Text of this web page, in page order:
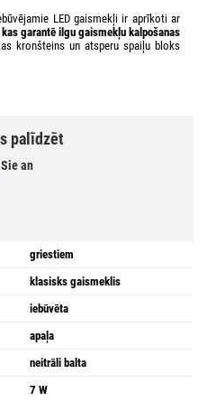
LED gaismekļi ir aprīkoti ar
garantē ilgu gaismekļu kalpošanas
kronšteins un atsperu spaiļu bloks
palīdzēt
an
griestiem
klasisks gaismeklis
iebūvēta
apaļa
neitrāli balta
7 W